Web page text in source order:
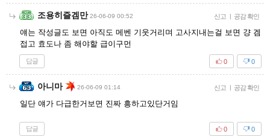
조용히즐겜만 26-06-09 00:52 신고 | 공감 확인
얘는 작성글도 보면 아직도 메벤 기웃거리며 고사지내는걸 보면 걍 겜
접고 효도나 좀 해야할 급이구먼
답글 0
0
아니마 26-06-09 01:14 신고 | 공감 확인
일단 얘가 다급한거보면 진짜 흥하고있단거임
답글 0
0